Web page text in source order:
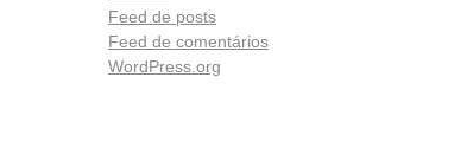
Feed de posts
Feed de comentários
WordPress.org